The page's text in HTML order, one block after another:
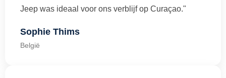
Jeep was ideaal voor ons verblijf op Curaçao."
Sophie Thims
België